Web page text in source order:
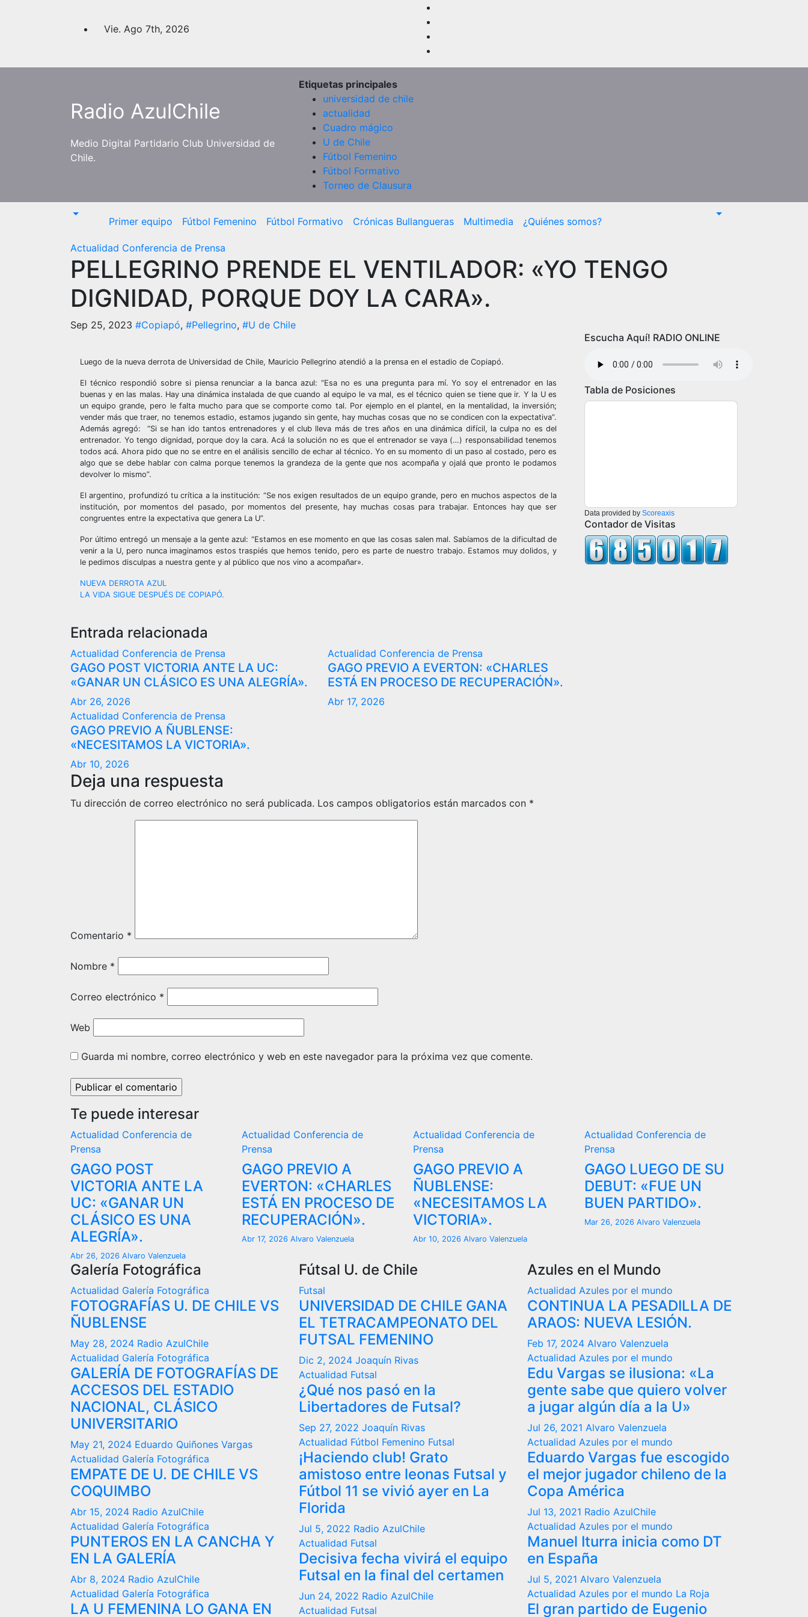
Vie. Ago 7th, 2026
Radio AzulChile
Medio Digital Partidario Club Universidad de
Chile.
Etiquetas principales
universidad de chile
actualidad
Cuadro mágico
U de Chile
Fútbol Femenino
Fútbol Formativo
Torneo de Clausura
Primer equipo Fútbol Femenino Fútbol Formativo Crónicas Bullangueras Multimedia ¿Quiénes somos?
Actualidad Conferencia de Prensa
PELLEGRINO PRENDE EL VENTILADOR: «YO TENGO
DIGNIDAD, PORQUE DOY LA CARA».
Sep 25, 2023 #Copiapó, #Pellegrino, #U de Chile
Luego de la nueva derrota de Universidad de Chile, Mauricio Pellegrino atendió a la prensa en el estadio de Copiapó.
El técnico respondió sobre si piensa renunciar a la banca azul: “Esa no es una pregunta para mí. Yo soy el entrenador en las
buenas y en las malas. Hay una dinámica instalada de que cuando al equipo le va mal, es el técnico quien se tiene que ir. Y la U es
un equipo grande, pero le falta mucho para que se comporte como tal. Por ejemplo en el plantel, en la mentalidad, la inversión;
vender más que traer, no tenemos estadio, estamos jugando sin gente, hay muchas cosas que no se condicen con la expectativa”.
Además agregó: “Si se han ido tantos entrenadores y el club lleva más de tres años en una dinámica difícil, la culpa no es del
entrenador. Yo tengo dignidad, porque doy la cara. Acá la solución no es que el entrenador se vaya (…) responsabilidad tenemos
todos acá. Ahora pido que no se entre en el análisis sencillo de echar al técnico. Yo en su momento di un paso al costado, pero es
algo que se debe hablar con calma porque tenemos la grandeza de la gente que nos acompaña y ojalá que pronto le podamos
devolver lo mismo”.
El argentino, profundizó tu crítica a la institución: “Se nos exigen resultados de un equipo grande, pero en muchos aspectos de la
institución, por momentos del pasado, por momentos del presente, hay muchas cosas para trabajar. Entonces hay que ser
congruentes entre la expectativa que genera La U”.
Por último entregó un mensaje a la gente azul: “Estamos en ese momento en que las cosas salen mal. Sabíamos de la dificultad de
venir a la U, pero nunca imaginamos estos traspiés que hemos tenido, pero es parte de nuestro trabajo. Estamos muy dolidos, y
le pedimos disculpas a nuestra gente y al público que nos vino a acompañar».
Navegación
entradas
NUEVA DERROTA AZUL
LA VIDA SIGUE DESPUÉS DE COPIAPÓ.
Entrada relacionada
Actualidad Conferencia de Prensa
GAGO POST VICTORIA ANTE LA UC:
«GANAR UN CLÁSICO ES UNA ALEGRÍA».
Abr 26, 2026
Actualidad Conferencia de Prensa
GAGO PREVIO A EVERTON: «CHARLES
ESTÁ EN PROCESO DE RECUPERACIÓN».
Abr 17, 2026
Actualidad Conferencia de Prensa
GAGO PREVIO A ÑUBLENSE:
«NECESITAMOS LA VICTORIA».
Abr 10, 2026
Deja una respuesta
Tu dirección de correo electrónico no será publicada. Los campos obligatorios están marcados con *
Comentario *
Nombre *
Correo electrónico *
Web
Guarda mi nombre, correo electrónico y web en este navegador para la próxima vez que comente.
Escucha Aquí! RADIO ONLINE
Tabla de Posiciones
Data provided by Scoreaxis
Contador de Visitas
Te puede interesar
Actualidad Conferencia de
Prensa
GAGO POST
VICTORIA ANTE LA
UC: «GANAR UN
CLÁSICO ES UNA
ALEGRÍA».
Abr 26, 2026 Alvaro Valenzuela
Actualidad Conferencia de
Prensa
GAGO PREVIO A
EVERTON: «CHARLES
ESTÁ EN PROCESO DE
RECUPERACIÓN».
Abr 17, 2026 Alvaro Valenzuela
Actualidad Conferencia de
Prensa
GAGO PREVIO A
ÑUBLENSE:
«NECESITAMOS LA
VICTORIA».
Abr 10, 2026 Alvaro Valenzuela
Actualidad Conferencia de
Prensa
GAGO LUEGO DE SU
DEBUT: «FUE UN
BUEN PARTIDO».
Mar 26, 2026 Alvaro Valenzuela
Galería Fotográfica
Actualidad Galería Fotográfica
FOTOGRAFÍAS U. DE CHILE VS
ÑUBLENSE
May 28, 2024 Radio AzulChile
Actualidad Galería Fotográfica
GALERÍA DE FOTOGRAFÍAS DE
ACCESOS DEL ESTADIO
NACIONAL, CLÁSICO
UNIVERSITARIO
May 21, 2024 Eduardo Quiñones Vargas
Actualidad Galería Fotográfica
EMPATE DE U. DE CHILE VS
COQUIMBO
Abr 15, 2024 Radio AzulChile
Actualidad Galería Fotográfica
PUNTEROS EN LA CANCHA Y
EN LA GALERÍA
Abr 8, 2024 Radio AzulChile
Actualidad Galería Fotográfica
LA U FEMENINA LO GANA EN
Fútsal U. de Chile
Futsal
UNIVERSIDAD DE CHILE GANA
EL TETRACAMPEONATO DEL
FUTSAL FEMENINO
Dic 2, 2024 Joaquín Rivas
Actualidad Futsal
¿Qué nos pasó en la
Libertadores de Futsal?
Sep 27, 2022 Joaquín Rivas
Actualidad Fútbol Femenino Futsal
¡Haciendo club! Grato
amistoso entre leonas Futsal y
Fútbol 11 se vivió ayer en La
Florida
Jul 5, 2022 Radio AzulChile
Actualidad Futsal
Decisiva fecha vivirá el equipo
Futsal en la final del certamen
Jun 24, 2022 Radio AzulChile
Actualidad Futsal
Azules en el Mundo
Actualidad Azules por el mundo
CONTINUA LA PESADILLA DE
ARAOS: NUEVA LESIÓN.
Feb 17, 2024 Alvaro Valenzuela
Actualidad Azules por el mundo
Edu Vargas se ilusiona: «La
gente sabe que quiero volver
a jugar algún día a la U»
Jul 26, 2021 Alvaro Valenzuela
Actualidad Azules por el mundo
Eduardo Vargas fue escogido
el mejor jugador chileno de la
Copa América
Jul 13, 2021 Radio AzulChile
Actualidad Azules por el mundo
Manuel Iturra inicia como DT
en España
Jul 5, 2021 Alvaro Valenzuela
Actualidad Azules por el mundo La Roja
El gran partido de Eugenio